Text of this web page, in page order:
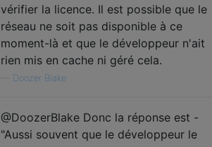
vérifier la licence. Il est possible que le
réseau ne soit pas disponible à ce
moment-là et que le développeur n'ait
rien mis en cache ni géré cela.
Doozer Blake
@DoozerBlake Donc la réponse est -
"Aussi souvent que le développeur le